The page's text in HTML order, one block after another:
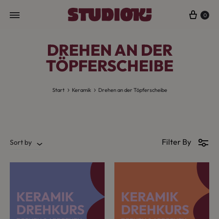
Cart
0
DREHEN AN DER
TÖPFERSCHEIBE
Start Keramik Drehen an der Töpferscheibe
Sort by Filter By